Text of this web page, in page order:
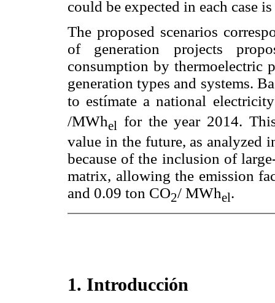
could be expected in each case is
The proposed scenarios
of generation projects
consumption by thermoelectric
generation types and systems.
to estímate a national
/MWhel
for the year 2014.
value in the future, as analyzed
because of the inclusion of
matrix, allowing the emission
and 0.09 ton CO2/ MWhel .
1. Introducción